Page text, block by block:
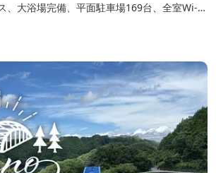
、大浴場完備、平面駐車場169台、全室Wi-Fi
光にもご利用頂ける快適なホテルライフをご